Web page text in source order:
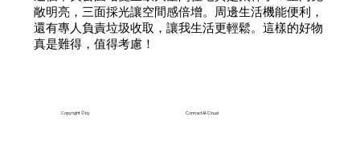
敞明亮，三面採光讓空間感倍增。周邊生活機能便利，
還有專人負責垃圾收取，讓我生活更輕鬆。這樣的好物
真是難得，值得考慮！
Copyright © by ConnactAI-Cloud